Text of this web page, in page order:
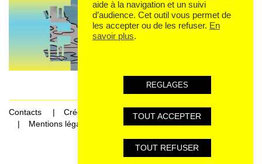
Contacts
Crédits
Mentions légales et données personnelles
aide à la navigation et un suivi
d’audience. Cet outil vous permet de
les accepter ou de les refuser. En
savoir plus.
REGLAGES
TOUT ACCEPTER
TOUT REFUSER